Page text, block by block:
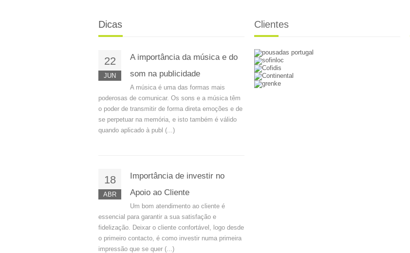
Dicas
22
JUN
A importância da música e do
som na publicidade
A música é uma das formas mais
poderosas de comunicar. Os sons e a música têm
o poder de transmitir de forma direta emoções e de
se perpetuar na memória, e isto também é válido
quando aplicado à publ (...)
18
ABR
Importância de investir no
Apoio ao Cliente
Um bom atendimento ao cliente é
essencial para garantir a sua satisfação e
fidelização. Deixar o cliente confortável, logo desde
o primeiro contacto, é como investir numa primeira
impressão que se quer (...)
Clientes